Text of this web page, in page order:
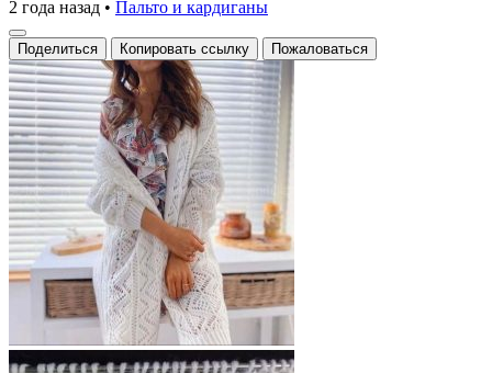
2 года назад • Пальто и кардиганы
Поделиться Копировать ссылку Пожаловаться